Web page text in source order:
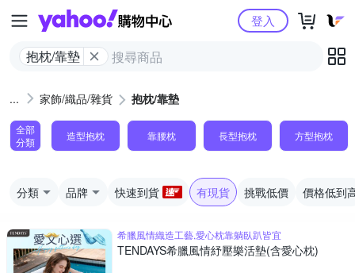
Yahoo購物中心
抱枕/靠墊
登入
家飾/織品/雜貨 抱枕/靠墊
全部
分類
造型抱枕 靠腰枕 長型抱枕 方型抱枕
分類 品牌 快速到貨 有現貨 挑戰低價 價格低到
希臘風情織造工藝,愛心枕靠躺臥趴皆宜
TENDAYS希臘風情紓壓樂活墊(含愛心枕)